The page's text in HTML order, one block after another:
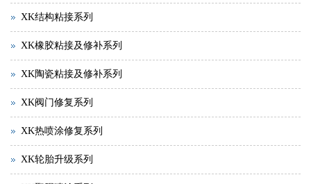
XK结构粘接系列
XK橡胶粘接及修补系列
XK陶瓷粘接及修补系列
XK阀门修复系列
XK热喷涂修复系列
XK轮胎升级系列